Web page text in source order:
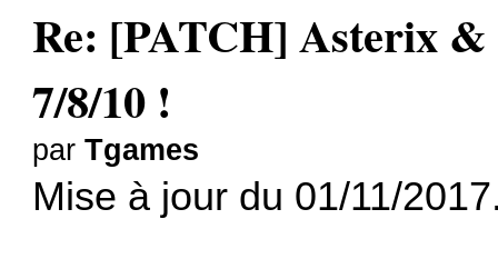
Re: [PATCH] Asterix
7/8/10 !
parTgames
Mise à jour du 01/11/